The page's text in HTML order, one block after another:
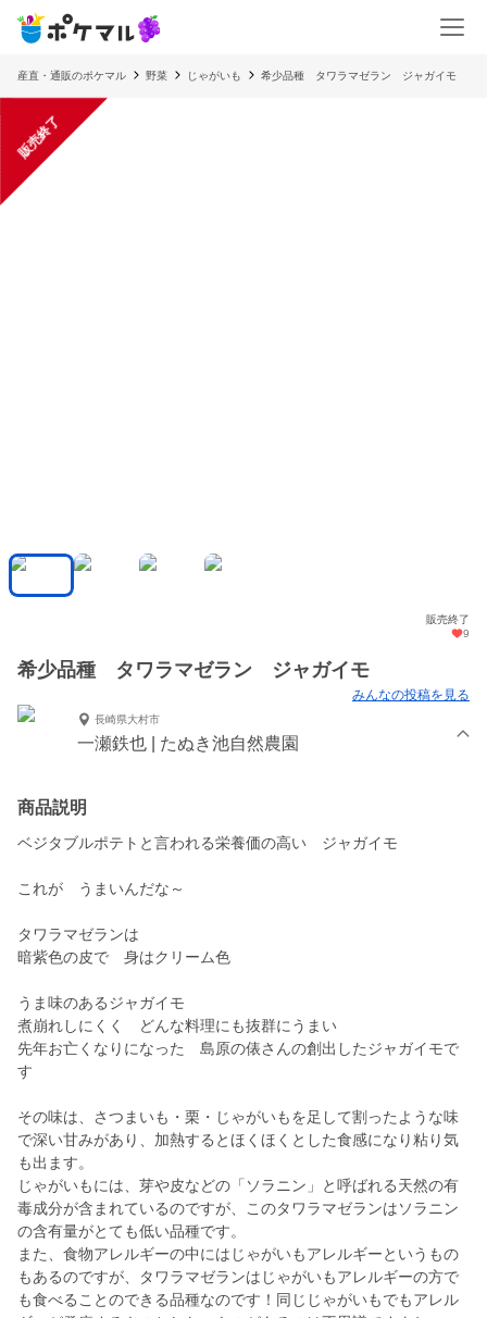
産直・通販のポケマル 野菜 じゃがいも 希少品種 タワラマゼラン ジャガイ
販売終了
販売終了
9
希少品種 タワラマゼラン ジャガイモ
みんなの投稿を見る
長崎県大村市
一瀬鉄也 | たぬき池自然農園
商品説明
ベジタブルポテトと言われる栄養価の高い ジャガイモ
これが うまいんだな～
タワラマゼランは
暗紫色の皮で 身はクリーム色
うま味のあるジャガイモ
煮崩れしにくく どんな料理にも抜群にうまい
先年お亡くなりになった 島原の俵さんの創出したジャガイモで
す
その味は、さつまいも・栗・じゃがいもを足して割ったような味
で深い甘みがあり、加熱するとほくほくとした食感になり粘り気
も出ます。
じゃがいもには、芽や皮などの「ソラニン」と呼ばれる天然の有
毒成分が含まれているのですが、このタワラマゼランはソラニン
の含有量がとても低い品種です。
また、食物アレルギーの中にはじゃがいもアレルギーというもの
もあるのですが、タワラマゼランはじゃがいもアレルギーの方で
も食べることのできる品種なのです！同じじゃがいもでもアレル